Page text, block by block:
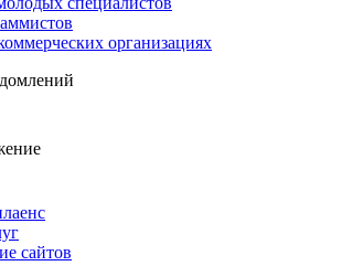
организациях
сайтов